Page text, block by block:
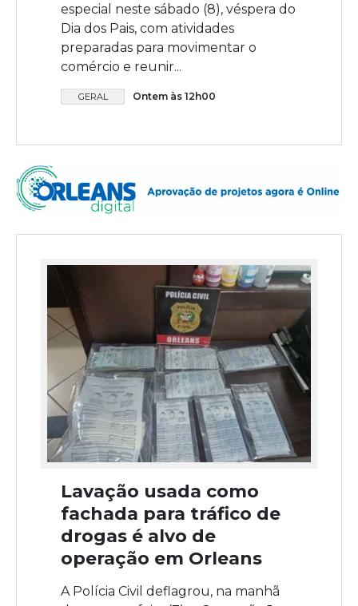
especial neste sábado (8), véspera do
Dia dos Pais, com atividades
preparadas para movimentar o
comércio e reunir...
GERAL Ontem às 12h00
Lavação usada como
fachada para tráfico de
drogas é alvo de
operação em Orleans
A Polícia Civil deflagrou, na manhã